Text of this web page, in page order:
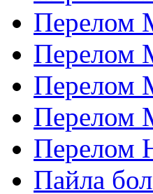
Перелом
Перелом
Перелом
Перелом
Перелом
Пайла